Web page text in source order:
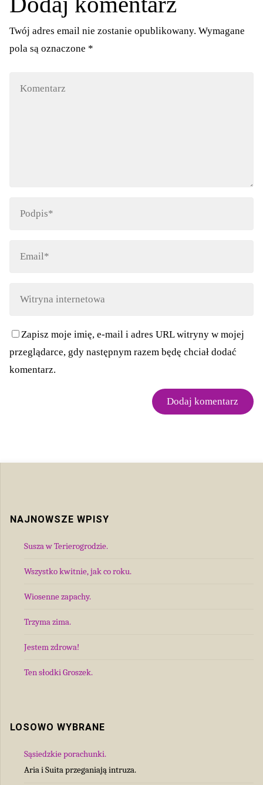
Twój adres email nie zostanie opublikowany. Wymagane
pola są oznaczone *
Zapisz moje imię, e-mail i adres URL witryny w mojej
przeglądarce, gdy następnym razem będę chciał dodać
komentarz.
NAJNOWSZE WPISY
Susza w Terierogrodzie.
Wszystko kwitnie, jak co roku.
Wiosenne zapachy.
Trzyma zima.
Jestem zdrowa!
Ten słodki Groszek.
LOSOWO WYBRANE
Sąsiedzkie porachunki.
Aria i Suita przeganiają intruza.